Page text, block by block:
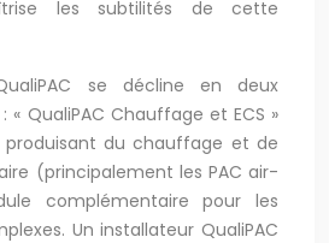
les subtilités de cette
se décline en deux
« QualiPAC Chauffage et ECS »
produisant du chauffage et de
(principalement les PAC air-
complémentaire pour les
Un installateur QualiPAC